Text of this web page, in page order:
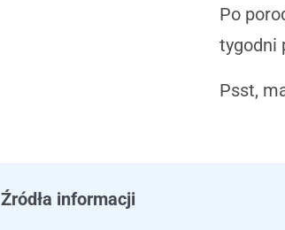
Po
tygodni
Psst,
Źródła informacji